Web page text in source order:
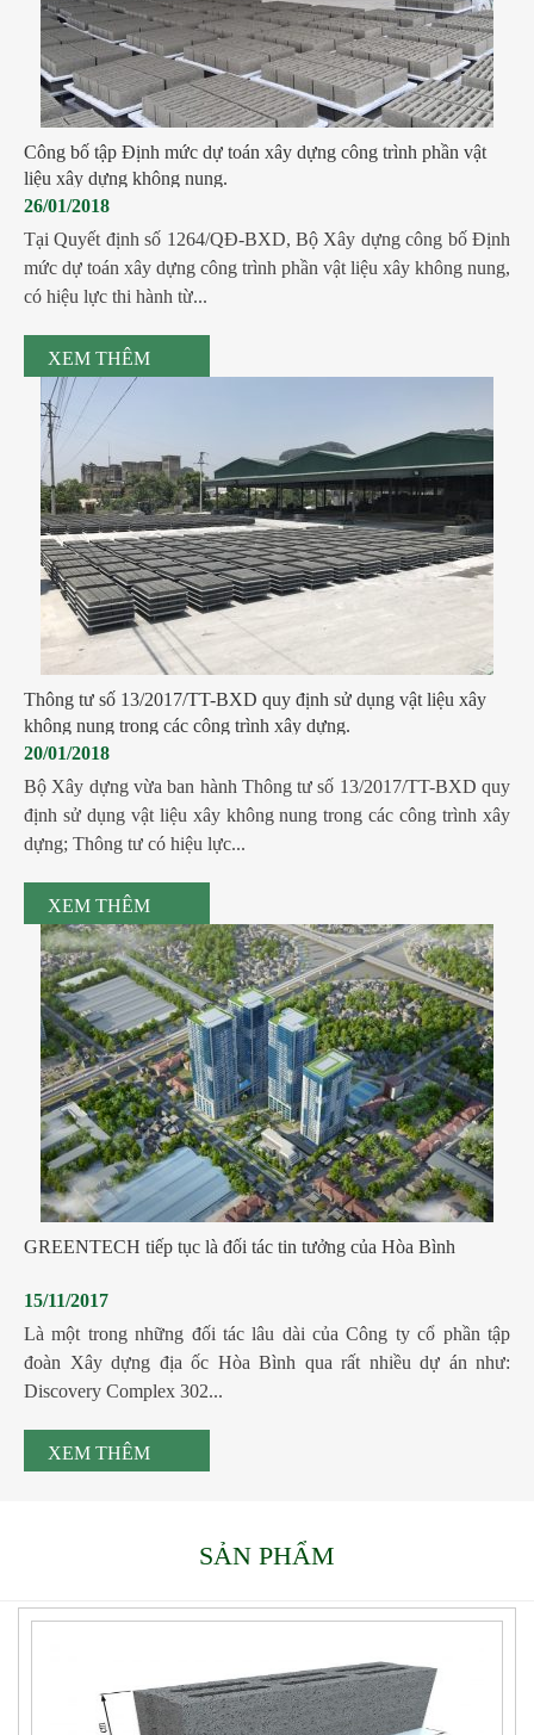
Công bố tập Định mức dự toán xây dựng công trình phần vật
liệu xây dựng không nung.
26/01/2018
Tại Quyết định số 1264/QĐ-BXD, Bộ Xây dựng công bố Định
mức dự toán xây dựng công trình phần vật liệu xây không nung,
có hiệu lực thi hành từ...
XEM THÊM
Thông tư số 13/2017/TT-BXD​ quy định sử dụng vật liệu xây
không nung trong các công trình xây dựng.
20/01/2018
Bộ Xây dựng vừa ban hành Thông tư số 13/2017/TT-BXD quy
định sử dụng vật liệu xây không nung trong các công trình xây
dựng; Thông tư có hiệu lực...
XEM THÊM
GREENTECH tiếp tục là đối tác tin tưởng của Hòa Bình
15/11/2017
Là một trong những đối tác lâu dài của Công ty cổ phần tập
đoàn Xây dựng địa ốc Hòa Bình qua rất nhiều dự án như:
Discovery Complex 302...
XEM THÊM
SẢN PHẨM